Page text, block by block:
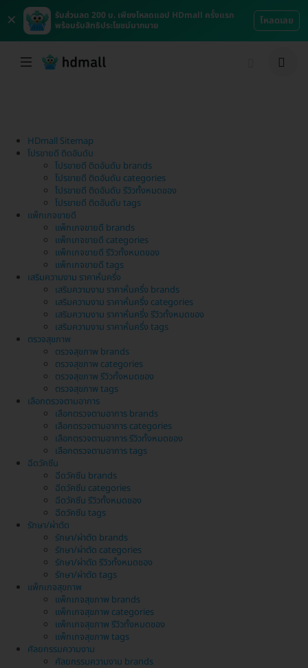
×
รับส่วนลด 200 บ. เพียงโหลดแอป HDmall ครั้งแรก
พร้อมรับสิทธิประโยชน์มากมาย
โหลดเลย
HDmall Sitemap
โปรขายดี ติดอันดับ
โปรขายดี ติดอันดับ brands
โปรขายดี ติดอันดับ categories
โปรขายดี ติดอันดับ รีวิวทั้งหมดของ
โปรขายดี ติดอันดับ tags
แพ็กเกจขายดี
แพ็กเกจขายดี brands
แพ็กเกจขายดี categories
แพ็กเกจขายดี รีวิวทั้งหมดของ
แพ็กเกจขายดี tags
เสริมความงาม ราคาหั่นครึ่ง
เสริมความงาม ราคาหั่นครึ่ง brands
เสริมความงาม ราคาหั่นครึ่ง categories
เสริมความงาม ราคาหั่นครึ่ง รีวิวทั้งหมดของ
เสริมความงาม ราคาหั่นครึ่ง tags
ตรวจสุขภาพ
ตรวจสุขภาพ brands
ตรวจสุขภาพ categories
ตรวจสุขภาพ รีวิวทั้งหมดของ
ตรวจสุขภาพ tags
เลือกตรวจตามอาการ
เลือกตรวจตามอาการ brands
เลือกตรวจตามอาการ categories
เลือกตรวจตามอาการ รีวิวทั้งหมดของ
เลือกตรวจตามอาการ tags
ฉีดวัคซีน
ฉีดวัคซีน brands
ฉีดวัคซีน categories
ฉีดวัคซีน รีวิวทั้งหมดของ
ฉีดวัคซีน tags
รักษา/ผ่าตัด
รักษา/ผ่าตัด brands
รักษา/ผ่าตัด categories
รักษา/ผ่าตัด รีวิวทั้งหมดของ
รักษา/ผ่าตัด tags
แพ็กเกจสุขภาพ
แพ็กเกจสุขภาพ brands
แพ็กเกจสุขภาพ categories
แพ็กเกจสุขภาพ รีวิวทั้งหมดของ
แพ็กเกจสุขภาพ tags
ศัลยกรรมความงาม
ศัลยกรรมความงาม brands